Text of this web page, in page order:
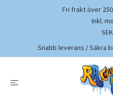
Fri frakt över
Inkl.
SEK
Snabb leverans / Säkra